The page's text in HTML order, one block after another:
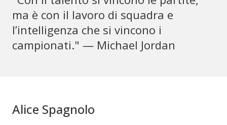
ma è con il lavoro di squadra e
l’intelligenza che si vincono i
campionati." — Michael Jordan
Alice Spagnolo